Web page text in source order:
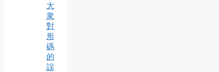
大
衆
對
形
碼
的
誤